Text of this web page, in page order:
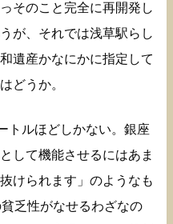
そのこと完全に再開発し
が、それでは浅草駅らし
遺産かなにかに指定して
どうか。
トルほどしかない。銀座
して機能させるにはあま
けられます」のようなも
乏性がなせるわざなの